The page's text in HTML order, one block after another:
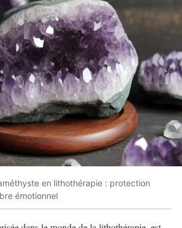
en lithothérapie : protection
émotionnel